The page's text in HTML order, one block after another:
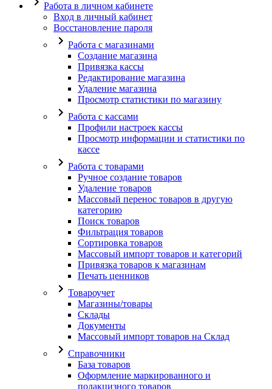
Работа в личном кабинете
Вход в личный кабинет
Восстановление пароля
Работа с магазинами
Создание магазина
Привязка кассы
Редактирование магазина
Удаление магазина
Просмотр статистики по магазину
Работа с кассами
Профили настроек кассы
Просмотр информации и статистики по
кассе
Работа с товарами
Ручное создание товаров
Удаление товаров
Массовый перенос товаров в другую
категорию
Поиск товаров
Фильтрация товаров
Сортировка товаров
Массовый импорт товаров и категорий
Привязка товаров к магазинам
Печать ценников
Товароучет
Магазины/товары
Склады
Документы
Массовый импорт товаров на Склад
Справочники
База товаров
Оформление маркированного и
подакцизного товаров